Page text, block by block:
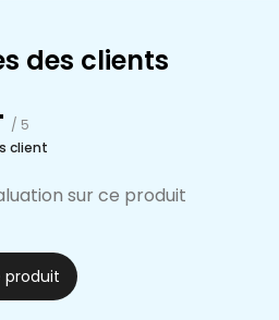
des clients
/ 5
client
sur ce produit
produit